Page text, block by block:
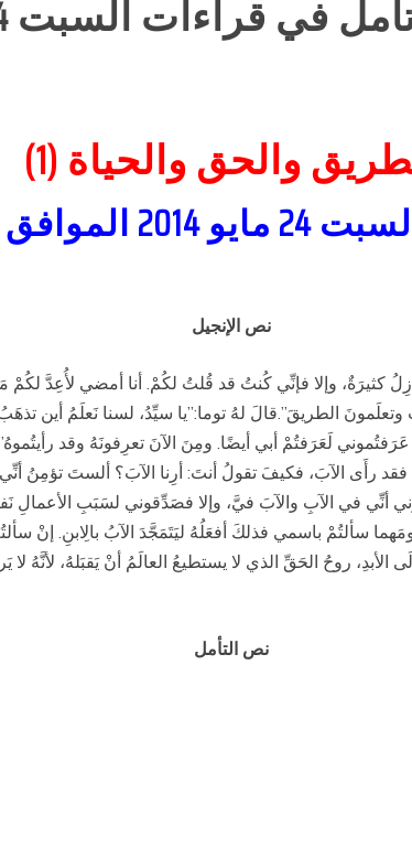
والحق والحياة (1)
29 بشنس 1730
نص الإنجيل
كثيرَةٌ، وإلا فإنِّي كُنتُ قد قُلتُ لكُمْ. أنا أمضي لأُعِدَّ
الطريقَ”.قالَ لهُ توما:”يا سيِّدُ، لسنا نَعلَمُ أين
لَعَرَفتُمْ أبي أيضًا. ومِنَ الآنَ تعرِفونَهُ وقد
رأَى الآبَ، فكيفَ تقولُ أنتَ: أرِنا الآبَ؟ ألستَ تؤمِنُ
أنِّي في الآبِ والآبَ فيَّ، وإلا فصَدِّقوني لسَبَبِ الأعمالِ
سألتُمْ باسمي فذلكَ أفعَلُهُ ليَتَمَجَّدَ الآبُ بالِابنِ. إنْ
روحُ الحَقِّ الذي لا يستطيعُ العالَمُ أنْ يَقبَلهُ، لأنَّهُ لا
نص التأمل